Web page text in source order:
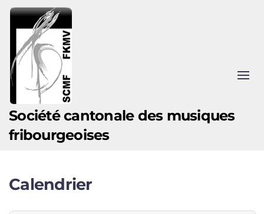
Accéder au contenu principal
Société cantonale des musiques
fribourgeoises
Calendrier